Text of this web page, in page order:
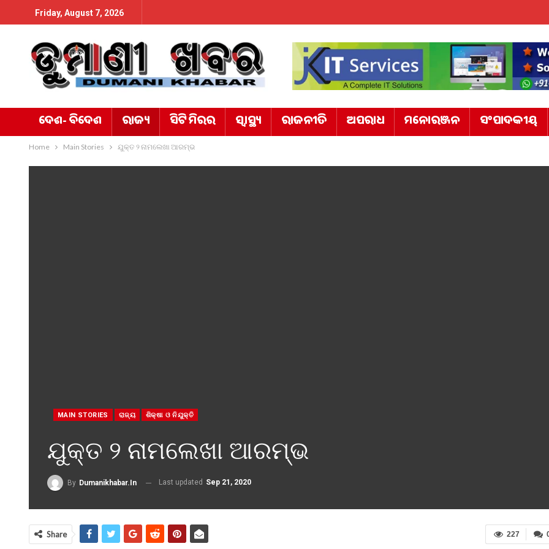
Friday, August 7, 2026
ଦେଶ- ବିଦେଶ ରାଜ୍ୟ ସିଟି ମିରର ସ୍ୱାସ୍ଥ୍ୟ ରାଜନୀତି ଅପରାଧ ମନୋରଞ୍ଜନ ସଂପାଦକୀୟ
Home Main Stories ଯୁକ୍ତ ୨ ନାମଲେଖା ଆରମ୍ଭ
MAIN STORIES ରାଜ୍ୟ ଶି‍କ୍ଷା ଓ ନିଯୁକ୍ତି
ଯୁକ୍ତ ୨ ନାମଲେଖା ଆରମ୍ଭ
By Dumanikhabar.in Last updated Sep 21, 2020
227
Share